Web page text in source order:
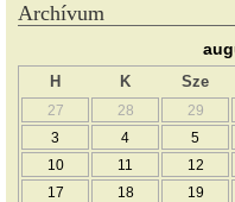
Archívum
H K Sze
27 28 29
3
4 5
10
11 12
17
18 19